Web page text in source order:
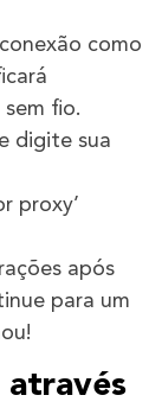
como
fio.
digite sua
proxy’
após
para um
através